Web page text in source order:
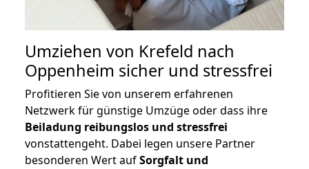
Umziehen von Krefeld nach
Oppenheim sicher und stressfrei
Profitieren Sie von unserem erfahrenen
Netzwerk für günstige Umzüge oder dass ihre
Beiladung reibungslos und stressfrei
vonstattengeht. Dabei legen unsere Partner
besonderen Wert aufSorgfalt und